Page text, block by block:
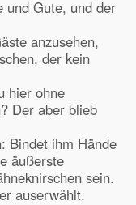
und Gute, und der
anzusehen,
der kein
hier ohne
Der aber blieb
Bindet ihm Hände
äußerste
sein.
auserwählt.